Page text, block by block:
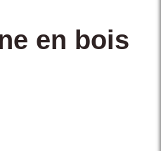
en bois